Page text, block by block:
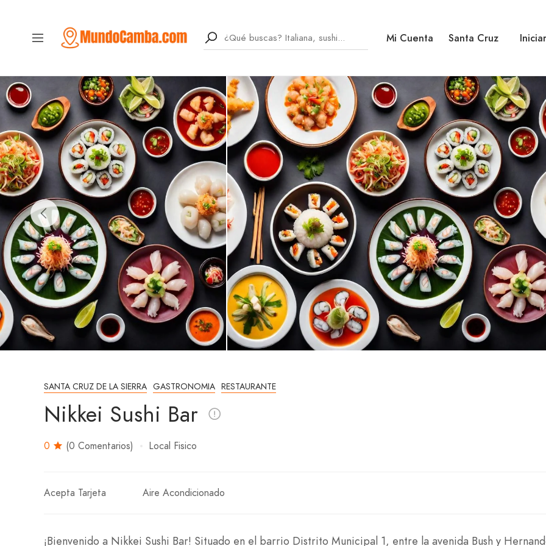
Mi Cuenta Santa Cruz
SANTA CRUZ DE LA SIERRA GASTRONOMIA RESTAURANTE
Nikkei Sushi Bar
0 (0 Comentarios) Local Fisico
Acepta Tarjeta Aire Acondicionado
¡Bienvenido a Nikkei Sushi Bar! Situado en el barrio Distrito Municipal 1, entre la avenida Bush y